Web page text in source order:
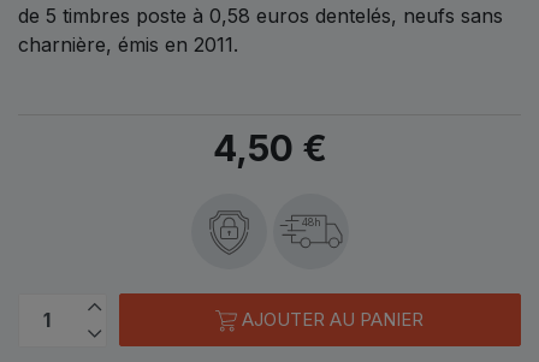
de 5 timbres poste à 0,58 euros dentelés, neufs sans
charnière, émis en 2011.
4,50 €
48h
AJOUTER AU PANIER